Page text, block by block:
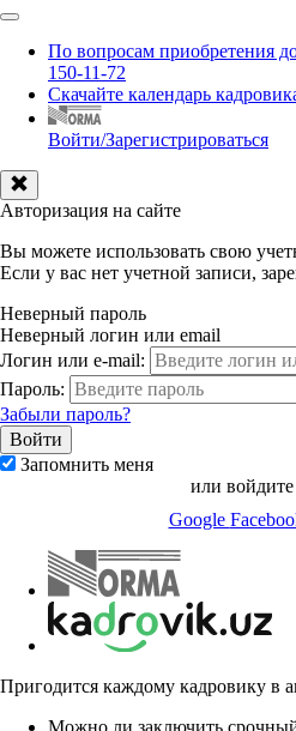
По вопросам приобретения
150-11-72
Скачайте календарь
Войти/Зарегистрироваться
Авторизация на сайте
Вы можете использовать свою
Если у вас нет учетной записи,
Неверный пароль
Неверный логин или email
Логин или e-mail:
Пароль:
Забыли пароль?
Запомнить меня
или войдите
Google
Пригодится каждому кадровику в